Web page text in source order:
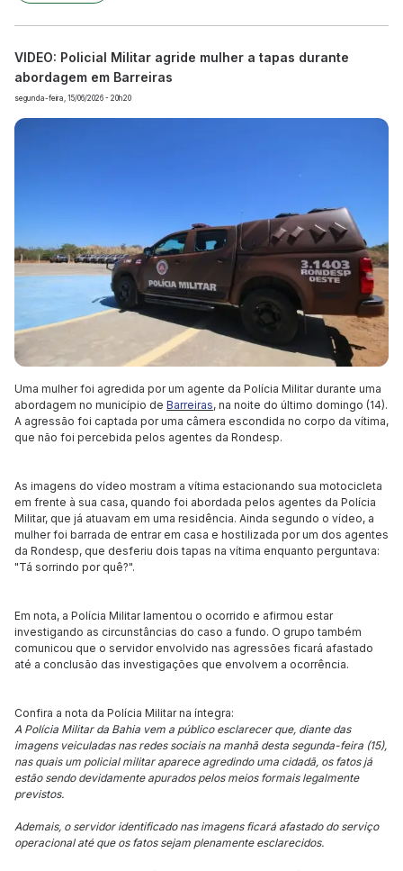
VIDEO: Policial Militar agride mulher a tapas durante
abordagem em Barreiras
segunda-feira, 15/06/2026 - 20h20
Uma mulher foi agredida por um agente da Polícia Militar durante uma
abordagem no município de Barreiras, na noite do último domingo (14).
A agressão foi captada por uma câmera escondida no corpo da vítima,
que não foi percebida pelos agentes da Rondesp.
As imagens do vídeo mostram a vítima estacionando sua motocicleta
em frente à sua casa, quando foi abordada pelos agentes da Polícia
Militar, que já atuavam em uma residência. Ainda segundo o vídeo, a
mulher foi barrada de entrar em casa e hostilizada por um dos agentes
da Rondesp, que desferiu dois tapas na vítima enquanto perguntava:
"Tá sorrindo por quê?".
Em nota, a Polícia Militar lamentou o ocorrido e afirmou estar
investigando as circunstâncias do caso a fundo. O grupo também
comunicou que o servidor envolvido nas agressões ficará afastado
até a conclusão das investigações que envolvem a ocorrência.
Confira a nota da Polícia Militar na íntegra:
A Polícia Militar da Bahia vem a público esclarecer que, diante das
imagens veiculadas nas redes sociais na manhã desta segunda-feira (15),
nas quais um policial militar aparece agredindo uma cidadã, os fatos já
estão sendo devidamente apurados pelos meios formais legalmente
previstos.
Ademais, o servidor identificado nas imagens ficará afastado do serviço
operacional até que os fatos sejam plenamente esclarecidos.